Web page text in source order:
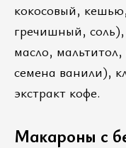
кокосовый,
гречишный,
масло,
семена ванили),
экстракт кофе.
Макароны с